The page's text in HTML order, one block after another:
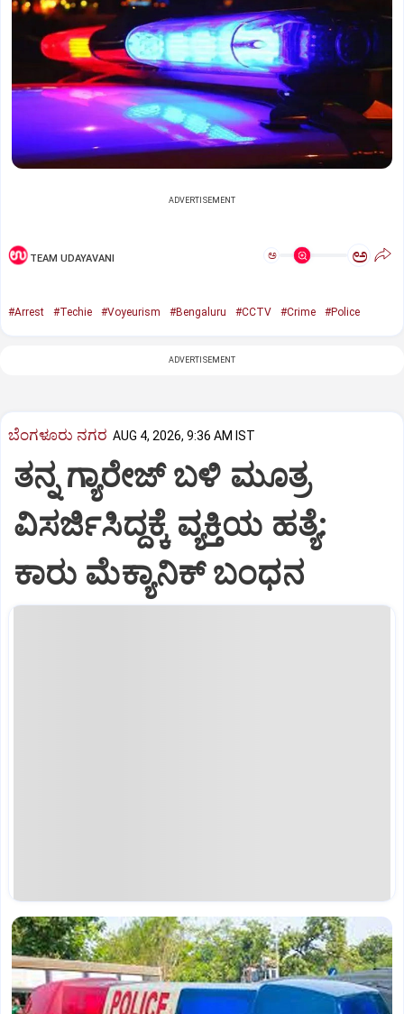
ADVERTISEMENT
TEAM UDAYAVANI ಅ ಅ
#Arrest #Techie #Voyeurism #Bengaluru #CCTV #Crime #Police
ADVERTISEMENT
ಬೆಂಗಳೂರು ನಗರ AUG 4, 2026, 9:36 AM IST
ತನ್ನ ಗ್ಯಾರೇಜ್ ಬಳಿ ಮೂತ್ರ
ವಿಸರ್ಜಿಸಿದ್ದಕ್ಕೆ ವ್ಯಕ್ತಿಯ ಹತ್ಯೆ:
ಕಾರು ಮೆಕ್ಯಾನಿಕ್ ಬಂಧನ